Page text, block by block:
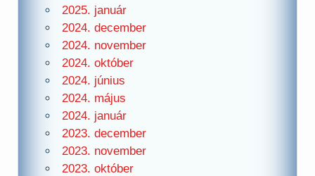
2025. január
2024. december
2024. november
2024. október
2024. június
2024. május
2024. január
2023. december
2023. november
2023. október